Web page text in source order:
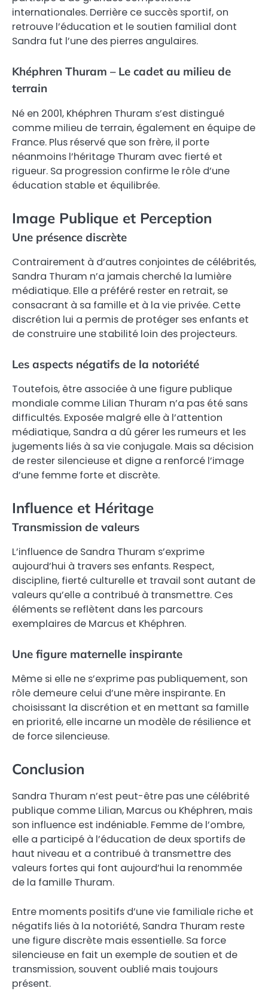
internationales. Derrière ce succès sportif, on
retrouve l’éducation et le soutien familial dont
Sandra fut l’une des pierres angulaires.
Khéphren Thuram – Le cadet au milieu de
terrain
Né en 2001, Khéphren Thuram s’est distingué
comme milieu de terrain, également en équipe de
France. Plus réservé que son frère, il porte
néanmoins l’héritage Thuram avec fierté et
rigueur. Sa progression confirme le rôle d’une
éducation stable et équilibrée.
Image Publique et Perception
Une présence discrète
Contrairement à d’autres conjointes de célébrités,
Sandra Thuram n’a jamais cherché la lumière
médiatique. Elle a préféré rester en retrait, se
consacrant à sa famille et à la vie privée. Cette
discrétion lui a permis de protéger ses enfants et
de construire une stabilité loin des projecteurs.
Les aspects négatifs de la notoriété
Toutefois, être associée à une figure publique
mondiale comme Lilian Thuram n’a pas été sans
difficultés. Exposée malgré elle à l’attention
médiatique, Sandra a dû gérer les rumeurs et les
jugements liés à sa vie conjugale. Mais sa décision
de rester silencieuse et digne a renforcé l’image
d’une femme forte et discrète.
Influence et Héritage
Transmission de valeurs
L’influence de Sandra Thuram s’exprime
aujourd’hui à travers ses enfants. Respect,
discipline, fierté culturelle et travail sont autant de
valeurs qu’elle a contribué à transmettre. Ces
éléments se reflètent dans les parcours
exemplaires de Marcus et Khéphren.
Une figure maternelle inspirante
Même si elle ne s’exprime pas publiquement, son
rôle demeure celui d’une mère inspirante. En
choisissant la discrétion et en mettant sa famille
en priorité, elle incarne un modèle de résilience et
de force silencieuse.
Conclusion
Sandra Thuram n’est peut-être pas une célébrité
publique comme Lilian, Marcus ou Khéphren, mais
son influence est indéniable. Femme de l’ombre,
elle a participé à l’éducation de deux sportifs de
haut niveau et a contribué à transmettre des
valeurs fortes qui font aujourd’hui la renommée
de la famille Thuram.
Entre moments positifs d’une vie familiale riche et
négatifs liés à la notoriété, Sandra Thuram reste
une figure discrète mais essentielle. Sa force
silencieuse en fait un exemple de soutien et de
transmission, souvent oublié mais toujours
présent.